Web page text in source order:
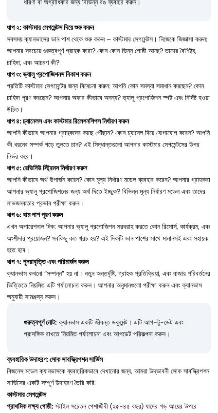
ধারণা বা অগ্রাধিকার জন্য বিভিন্ন রঙ ব্যবহার করুন।
ধাপ ২: কাস্টমার সেগমেন্টস দিয়ে শুরু করুন
সবসময় ক্যানভাসের ডান পাশ থেকে শুরু করুন – কাস্টমার সেগমেন্টস। নিজেকে জিজ্ঞাসা করুন:
আপনার সবচেয়ে গুরুত্বপূর্ণ গ্রাহক কারা? কোন কোন ভিন্ন গোষ্ঠী আছে? তাদের বৈশিষ্ট্য,
চাহিদা, এবং আচরণ কী?
ধাপ ৩: ভ্যালু প্রপোজিশনস বিকাশ করুন
প্রতিটি কাস্টমার সেগমেন্টের জন্য বিবেচনা করুন: আপনি কোন সমস্যা সমাধান করছেন? কোন
চাহিদা পূরণ করছেন? আপনার অফার কীভাবে অনন্য? ভ্যালু প্রপোজিশন স্পষ্ট এবং নির্দিষ্ট হওয়া
উচিত।
ধাপ ৪: চ্যানেলস এবং কাস্টমার রিলেশনশিপস নির্ধারণ করুন
আপনি কীভাবে আপনার গ্রাহকদের কাছে পৌঁছান? কোন চ্যানেল দিয়ে যোগাযোগ করেন? আপনি
কী ধরনের সম্পর্ক গড়ে তুলতে চান? এই সিদ্ধান্তগুলো আপনার কাস্টমার সেগমেন্টসের উপর
নির্ভর করে।
ধাপ ৫: রেভিনিউ স্ট্রিমস নির্ধারণ করুন
আপনি কীভাবে অর্থ উপার্জন করেন? কোন মূল্য নির্ধারণ মডেল ব্যবহার করেন? আপনার গ্রাহকরা
আপনার ভ্যালু প্রপোজিশনের জন্য অর্থ দিতে ইচ্ছুক? বিভিন্ন মূল্য নির্ধারণ মডেল এবং তাদের
লাভজনকতার প্রভাব পরীক্ষা করুন।
ধাপ ৬: বাম পাশ পূরণ করুন
এখন অপারেশনাল দিক: আপনার ভ্যালু প্রপোজিশন সরবরাহ করতে কোন রিসোর্স, কার্যক্রম, এবং
অংশীদার প্রয়োজন? সবকিছু কত খরচ হয়? এই দিকটি ডান পাশের সাথে মানানসই এবং সহায়ক
হতে হবে।
ধাপ ৭: পুনরাবৃত্তি এবং পরিমার্জন করুন
ক্যানভাস কখনো “সম্পন্ন” হয় না। নতুন অন্তর্দৃষ্টি, গ্রাহক প্রতিক্রিয়া, এবং বাজার পরিবর্তনের
ভিত্তিতে নিয়মিত এটি পর্যালোচনা করুন। আপনার অনুমানগুলো পরীক্ষা করুন এবং ক্যানভাস
অনুযায়ী সামঞ্জস্য করুন।
গুরুত্বপূর্ণ নোট: ক্যানভাস একটি জীবন্ত ডকুমেন্ট। এটি আপ-টু-ডেট এবং
প্রাসঙ্গিক রাখতে নিয়মিত পর্যালোচনা এবং আপডেট পরিকল্পনা করুন।
ব্যবহারিক উদাহরণ: সোক সাবস্ক্রিপশন সার্ভিস
বিজনেস মডেল ক্যানভাসকে ব্যবহারিকভাবে দেখানোর জন্য, আমরা উদ্ভাবনী সোক সাবস্ক্রিপশন
সার্ভিসের একটি সম্পূর্ণ উদাহরণ তৈরি করি:
কাস্টমার সেগমেন্টস
প্রাথমিক লক্ষ্য গোষ্ঠী: স্টাইল সচেতন পেশাজীবী (২৫-৪৫ বছর) যাদের গড় আয়ের উপরে